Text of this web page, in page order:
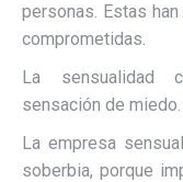
personas. Estas
comprometidas.
La sensualidad
sensación de miedo.
La empresa
soberbia, porque